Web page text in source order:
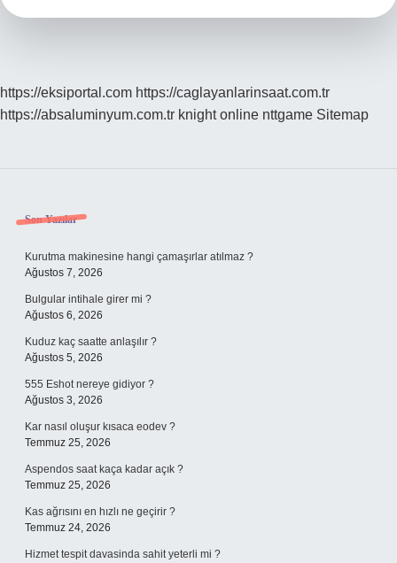
https://eksiportal.com https://caglayanlarinsaat.com.tr
https://absaluminyum.com.tr knight online nttgame Sitemap
Sidebar
Son Yazılar
Kurutma makinesine hangi çamaşırlar atılmaz ?
Ağustos 7, 2026
Bulgular intihale girer mi ?
Ağustos 6, 2026
Kuduz kaç saatte anlaşılır ?
Ağustos 5, 2026
555 Eshot nereye gidiyor ?
Ağustos 3, 2026
Kar nasıl oluşur kısaca eodev ?
Temmuz 25, 2026
Aspendos saat kaça kadar açık ?
Temmuz 25, 2026
Kas ağrısını en hızlı ne geçirir ?
Temmuz 24, 2026
Hizmet tespit davasinda sahit yeterli mi ?